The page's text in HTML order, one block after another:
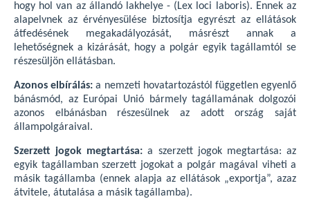
hogy hol van az állandó lakhelye - (Lex loci laboris). Ennek az
alapelvnek az érvényesülése biztosítja egyrészt az ellátások
átfedésének megakadályozását, másrészt annak a
lehetőségnek a kizárását, hogy a polgár egyik tagállamtól se
részesüljön ellátásban.
Azonos elbírálás:a nemzeti hovatartozástól független egyenlő
bánásmód, az Európai Unió bármely tagállamának dolgozói
azonos elbánásban részesülnek az adott ország saját
állampolgáraival.
Szerzett jogok megtartása:a szerzett jogok megtartása: az
egyik tagállamban szerzett jogokat a polgár magával viheti a
másik tagállamba (ennek alapja az ellátások „exportja”, azaz
átvitele, átutalása a másik tagállamba).